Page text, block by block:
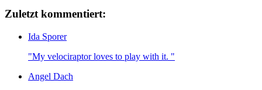
Zuletzt kommentiert:
Ida Sporer
"My velociraptor loves to play with it. "
Angel Dach